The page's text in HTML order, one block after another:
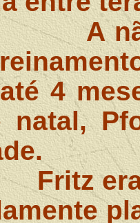
A
4
natal,
Fritz